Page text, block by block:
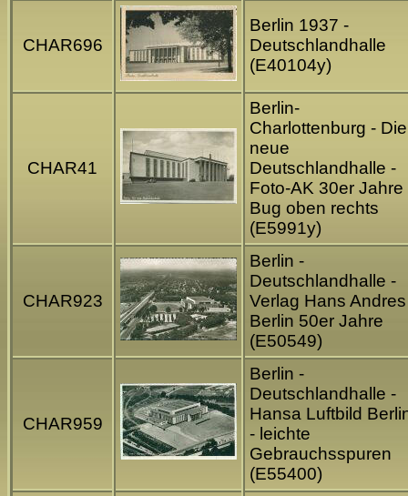
CHAR696
Berlin 1937 -
Deutschlandhalle
(E40104y)
CHAR41
Berlin-
Charlottenburg - Die
neue
Deutschlandhalle -
Foto-AK 30er Jahre
Bug oben rechts
(E5991y)
CHAR923
Berlin -
Deutschlandhalle -
Verlag Hans Andres
Berlin 50er Jahre
(E50549)
CHAR959
Berlin -
Deutschlandhalle -
Hansa Luftbild
- leichte
Gebrauchsspuren
(E55400)